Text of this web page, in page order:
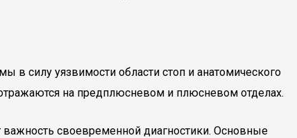
в силу уязвимости области стоп и анатомического
на предплюсневом и плюсневом отделах.
важность своевременной диагностики. Основные